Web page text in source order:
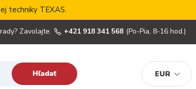
techniky TEXAS.
EUR
Hľadať
Zavolajte. +421 918 341 568 (Po-Pia, 8-16 hod.)